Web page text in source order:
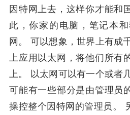
因特网上去，这样你才能和
此，你家的电脑，笔记本
网。 可以想象，世界上有成
上应用以太网，将他们所有
上。 以太网可以有一个或者
可能有一些部分是由管理员
操控整个因特网的管理员。